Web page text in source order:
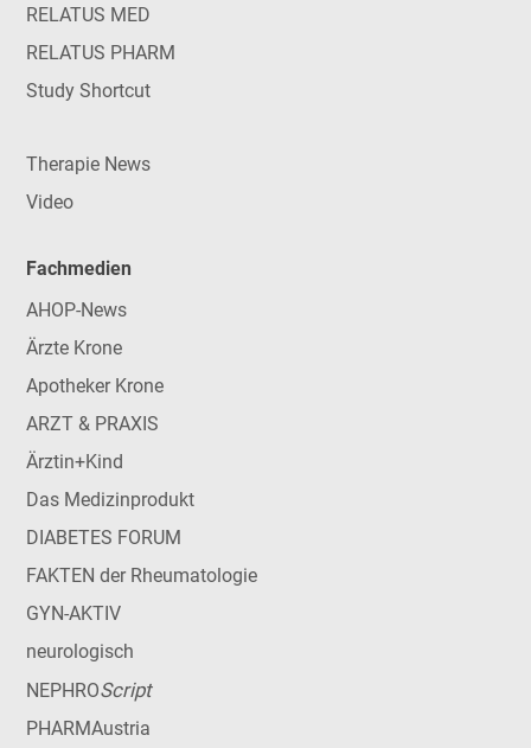
RELATUS MED
RELATUS PHARM
Study Shortcut
Therapie News
Video
Fachmedien
AHOP-News
Ärzte Krone
Apotheker Krone
ARZT & PRAXIS
Ärztin+Kind
Das Medizinprodukt
DIABETES FORUM
FAKTEN der Rheumatologie
GYN-AKTIV
neurologisch
NEPHROScript
PHARMAustria